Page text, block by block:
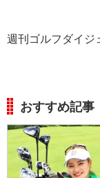
週刊ゴルフダイジ
おすすめ記事